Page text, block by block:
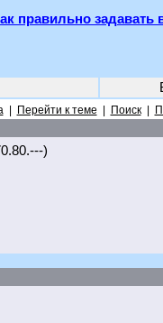
правильно
| Перейти к теме Поиск|
)